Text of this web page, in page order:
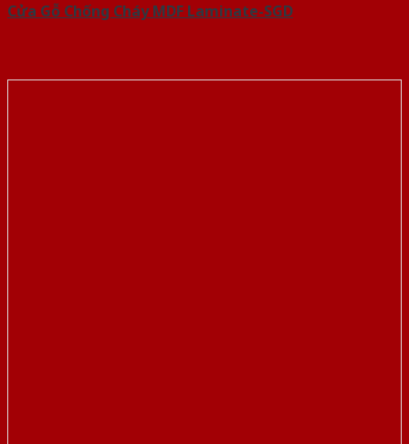
Cửa Gỗ Chống Cháy MDF Laminate-SGD